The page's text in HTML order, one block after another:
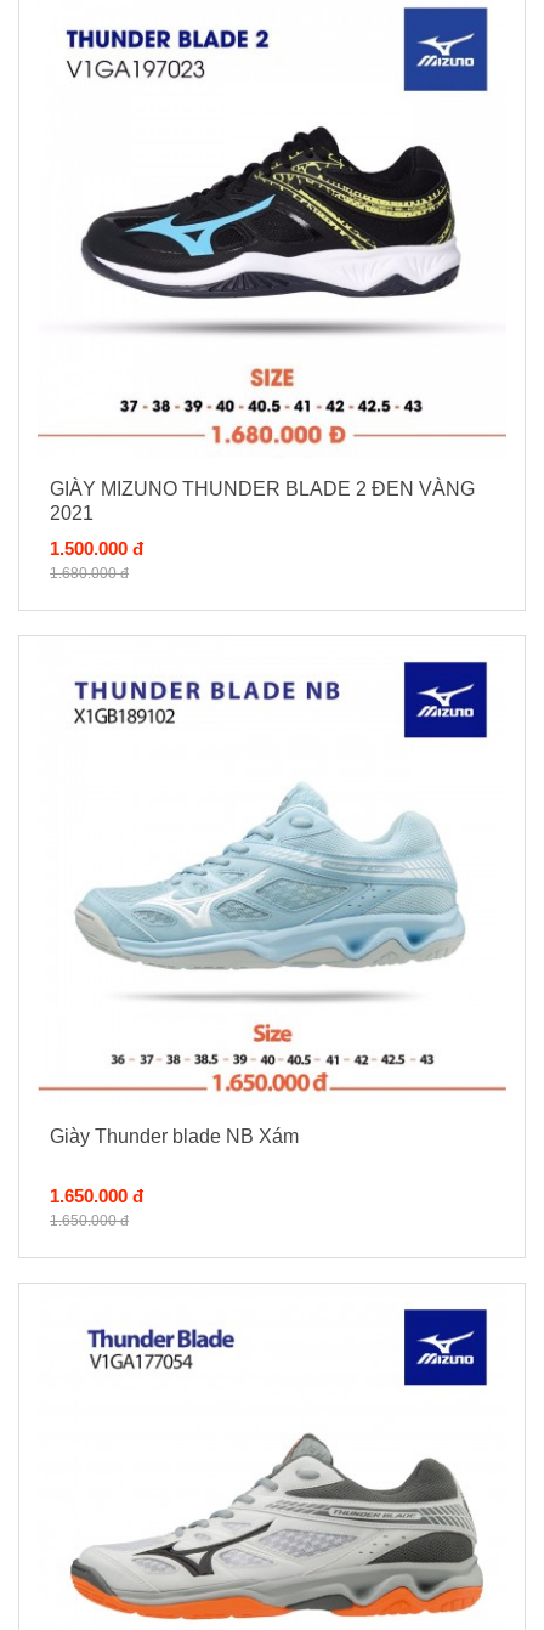
GIÀY MIZUNO THUNDER BLADE 2 ĐEN VÀNG
2021
1.500.000 đ
1.680.000 đ
Giày Thunder blade NB Xám
1.650.000 đ
1.650.000 đ